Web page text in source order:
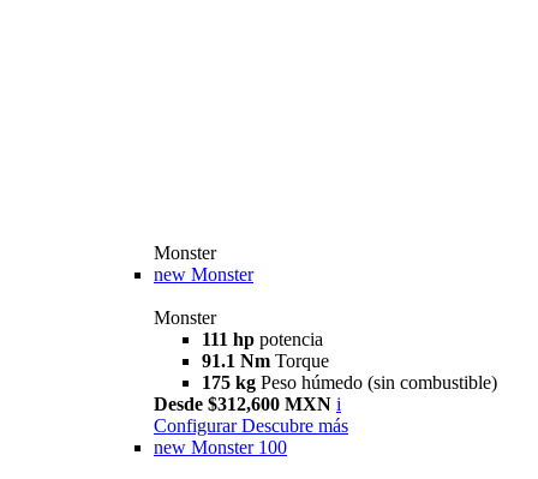
Monster
new Monster
Monster
111 hp potencia
91.1 Nm Torque
175 kg Peso húmedo (sin combustible)
Desde $312,600 MXN i
Configurar Descubre más
new Monster 100